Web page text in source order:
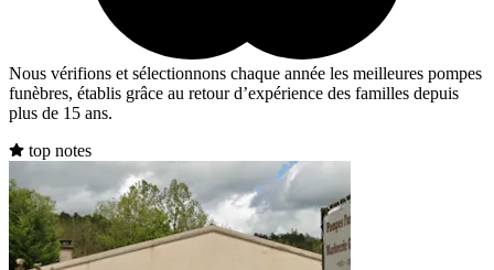
Nous vérifions et sélectionnons chaque année les meilleures pompes
funèbres, établis grâce au retour d’expérience des familles depuis
plus de 15 ans.
top notes